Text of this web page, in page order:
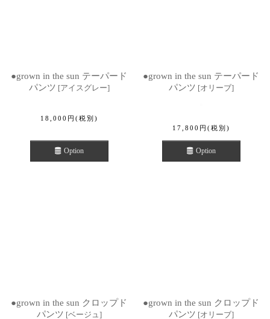
●grown in the sun テーパード
パンツ [アイスグレー]
18,000 円 (税別)
Option
●grown in the sun テーパード
パンツ [オリーブ]
17,800 円 (税別)
Option
●grown in the sun クロップド
パンツ [ベージュ ]
●grown in the sun クロップド
パンツ [オリーブ]